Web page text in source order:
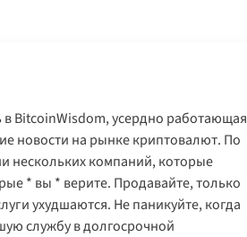
BitcoinWisdom, усердно работающая
новости на рынке криптовалют. По
нескольких компаний, которые
* вы * верите. Продавайте, только
ухудшаются. Не паникуйте, когда
службу в долгосрочной